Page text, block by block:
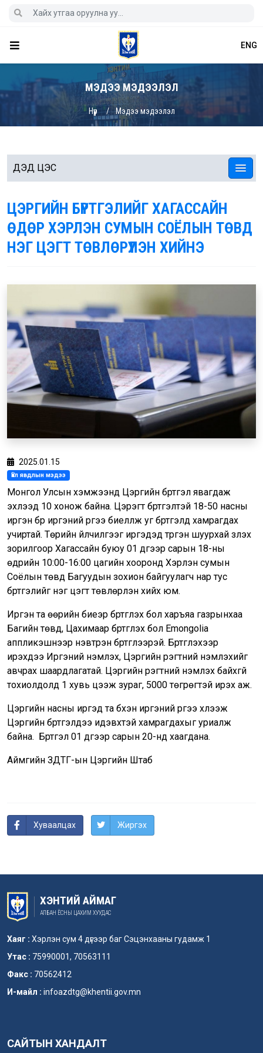
ENG
МЭДЭЭ МЭДЭЭЛЭЛ
Нүүр Мэдээ мэдээлэл
ДЭД ЦЭС
ЦЭРГИЙН БҮРТГЭЛИЙГ ХАГАССАЙН
ӨДӨР ХЭРЛЭН СУМЫН СОЁЛЫН ТӨВД
НЭГ ЦЭГТ ТӨВЛӨРҮҮЛЭН ХИЙНЭ
2025.01.15
Үйл явдлын мэдээ
Монгол Улсын хэмжээнд Цэргийн бүртгэл явагдаж
эхлээд 10 хонож байна. Цэрэгт бүртгэлтэй 18-50 насны
иргэн бүр иргэний үүргээ биелүүлж уг бүртгэлд хамрагдах
учиртай. Төрийн үйлчилгээг иргэдэд түргэн шуурхай үзүүлэх
зорилгоор Хагассайн буюу 01 дүгээр сарын 18-ны
өдрийн 10:00-16:00 цагийн хооронд Хэрлэн сумын
Соёлын төвд Багуудын зохион байгуулагч нар тус
бүртгэлийг нэг цэгт төвлөрүүлэн хийх юм.
Иргэн та өөрийн биеэр бүртгүүлэх бол харъяа газрынхаа
Багийн төвд, Цахимаар бүртгүүлэх бол Emongolia
аппликэшнээр нэвтрэн бүртгүүлээрэй. Бүртгүүлэхээр
ирэхдээ Иргэний үнэмлэх, Цэргийн үүрэгтний үнэмлэхийг
авчрах шаардлагатай. Цэргийн үүрэгтний үнэмлэх байхгүй
тохиолдолд 1 хувь цээж зураг, 5000 төгрөгтэй ирэх аж.
Цэргийн насны иргэд та бүхэн иргэний үүргээ хүлээж
Цэргийн бүртгэлдээ идэвхтэй хамрагдахыг уриалж
байна. Бүртгэл 01 дүгээр сарын 20-нд хаагдана.
Аймгийн ЗДТГ-ын Цэргийн Штаб
Хуваалцах Жиргэх
ХЭНТИЙ АЙМАГ
АЛБАН ЁСНЫ ЦАХИМ ХУУДАС
Хаяг : Хэрлэн сум 4 дүгээр баг Сэцэнхааны гудамж 1
Утас : 75990001, 70563111
Факс : 70562412
И-майл : infoazdtg@khentii.gov.mn
САЙТЫН ХАНДАЛТ